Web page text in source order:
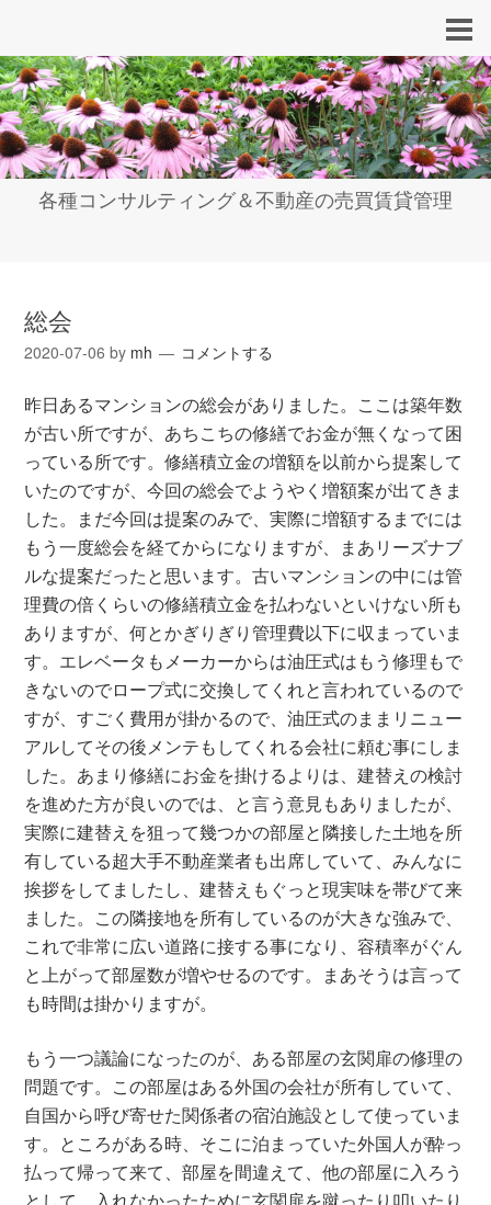
各種コンサルティング＆不動産の売買賃貸管理
総会
2020-07-06 by mh コメントする
昨日あるマンションの総会がありました。ここは築年数
が古い所ですが、あちこちの修繕でお金が無くなって困
っている所です。修繕積立金の増額を以前から提案して
いたのですが、今回の総会でようやく増額案が出てきま
した。まだ今回は提案のみで、実際に増額するまでには
もう一度総会を経てからになりますが、まあリーズナブ
ルな提案だったと思います。古いマンションの中には管
理費の倍くらいの修繕積立金を払わないといけない所も
ありますが、何とかぎりぎり管理費以下に収まっていま
す。エレベータもメーカーからは油圧式はもう修理もで
きないのでロープ式に交換してくれと言われているので
すが、すごく費用が掛かるので、油圧式のままリニュー
アルしてその後メンテもしてくれる会社に頼む事にしま
した。あまり修繕にお金を掛けるよりは、建替えの検討
を進めた方が良いのでは、と言う意見もありましたが、
実際に建替えを狙って幾つかの部屋と隣接した土地を所
有している超大手不動産業者も出席していて、みんなに
挨拶をしてましたし、建替えもぐっと現実味を帯びて来
ました。この隣接地を所有しているのが大きな強みで、
これで非常に広い道路に接する事になり、容積率がぐん
と上がって部屋数が増やせるのです。まあそうは言って
も時間は掛かりますが。
もう一つ議論になったのが、ある部屋の玄関扉の修理の
問題です。この部屋はある外国の会社が所有していて、
自国から呼び寄せた関係者の宿泊施設として使っていま
す。ところがある時、そこに泊まっていた外国人が酔っ
払って帰って来て、部屋を間違えて、他の部屋に入ろう